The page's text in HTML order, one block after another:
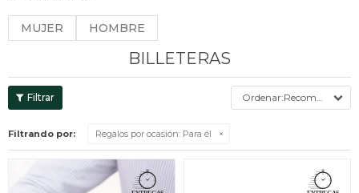
MUJER HOMBRE
BILLETERAS
Recomendados
Filtrando por: Regalos por ocasión: Para él